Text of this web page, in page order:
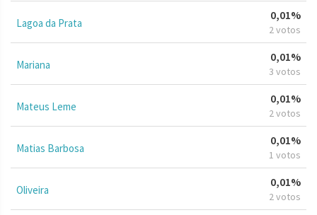
Lagoa da Prata
0,01%
2 votos
Mariana
0,01%
3 votos
Mateus Leme
0,01%
2 votos
Matias Barbosa
0,01%
1 votos
Oliveira
0,01%
2 votos